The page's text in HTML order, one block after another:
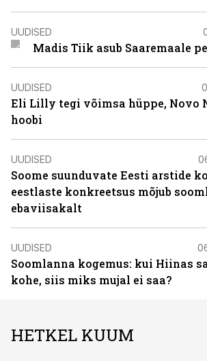
UUDISED
Madis Tiik asub Saaremaale
UUDISED
Eli Lilly tegi võimsa hüppe, Novo
hoobi
UUDISED
Soome suunduvate Eesti arstide
eestlaste konkreetsus mõjub
ebaviisakalt
UUDISED
Soomlanna kogemus: kui Hiinas
kohe, siis miks mujal ei saa?
HETKEL KUUM